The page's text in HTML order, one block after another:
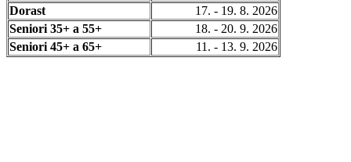
Dorast
17. - 19. 8. 2026
Seniori 35+ a 55+
18. - 20. 9. 2026
Seniori 45+ a 65+
11. - 13. 9. 2026